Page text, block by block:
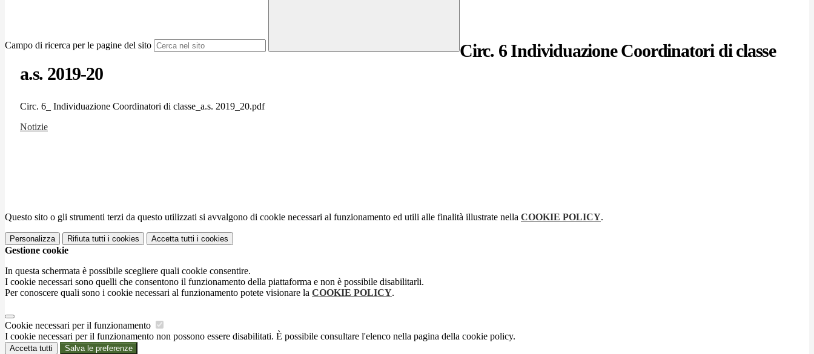
Campo di ricerca per le pagine del sito
Circ. 6 Individuazione Coordinatori di classe
a.s. 2019-20
Circ. 6_ Individuazione Coordinatori di classe_a.s. 2019_20.pdf
Notizie
Questo sito o gli strumenti terzi da questo utilizzati si avvalgono di cookie necessari al funzionamento ed utili alle finalità illustrate nella COOKIE POLICY.
Personalizza Rifiuta tutti i cookies Accetta tutti i cookies
Gestione cookie
In questa schermata è possibile scegliere quali cookie consentire.
I cookie necessari sono quelli che consentono il funzionamento della piattaforma e non è possibile disabilitarli.
Per conoscere quali sono i cookie necessari al funzionamento potete visionare la COOKIE POLICY.
Cookie necessari per il funzionamento
I cookie necessari per il funzionamento non possono essere disabilitati. È possibile consultare l'elenco nella pagina della cookie policy.
Accetta tutti Salva le preferenze